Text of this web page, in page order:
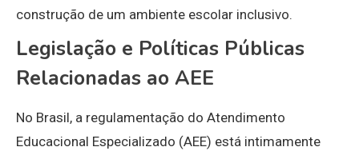
construção de um ambiente escolar inclusivo.
Legislação e Políticas Públicas
Relacionadas ao AEE
No Brasil, a regulamentação do Atendimento
Educacional Especializado (AEE) está intimamente